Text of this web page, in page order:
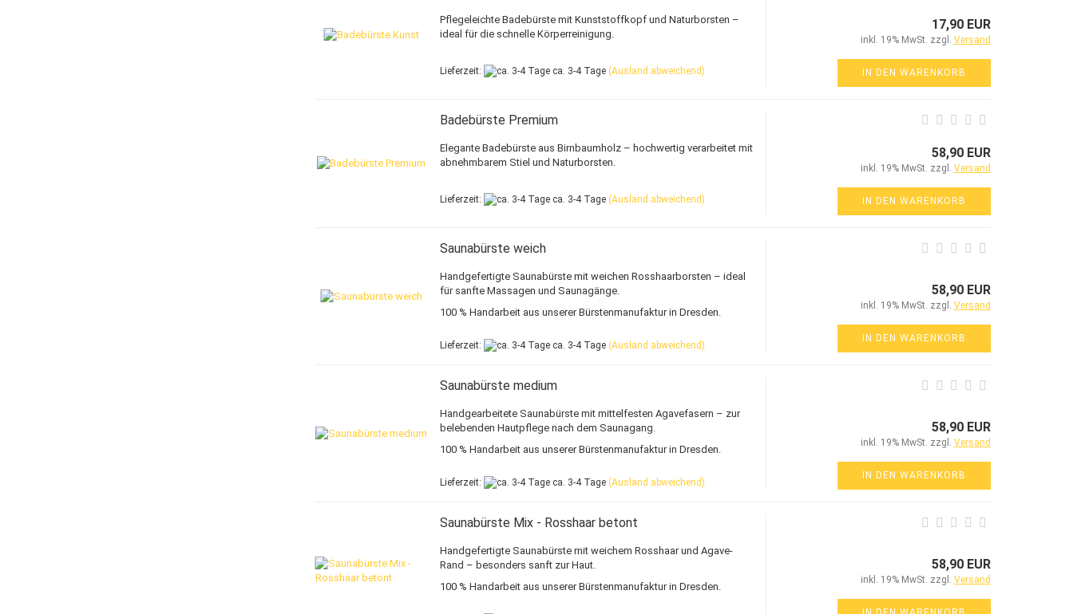
Pflegeleichte Badebürste mit Kunststoffkopf und Naturborsten –
ideal für die schnelle Körperreinigung.
Lieferzeit: ca. 3-4 Tage (Ausland abweichend)
17,90 EUR
inkl. 19% MwSt. zzgl. Versand
IN DEN WARENKORB
Badebürste Premium
Elegante Badebürste aus Birnbaumholz – hochwertig verarbeitet mit
abnehmbarem Stiel und Naturborsten.
Lieferzeit: ca. 3-4 Tage (Ausland abweichend)
58,90 EUR
inkl. 19% MwSt. zzgl. Versand
IN DEN WARENKORB
Saunabürste weich
Handgefertigte Saunabürste mit weichen Rosshaarborsten – ideal
für sanfte Massagen und Saunagänge.
100 % Handarbeit aus unserer Bürstenmanufaktur in Dresden.
Lieferzeit: ca. 3-4 Tage (Ausland abweichend)
58,90 EUR
inkl. 19% MwSt. zzgl. Versand
IN DEN WARENKORB
Saunabürste medium
Handgearbeitete Saunabürste mit mittelfesten Agavefasern – zur
belebenden Hautpflege nach dem Saunagang.
100 % Handarbeit aus unserer Bürstenmanufaktur in Dresden.
Lieferzeit: ca. 3-4 Tage (Ausland abweichend)
58,90 EUR
inkl. 19% MwSt. zzgl. Versand
IN DEN WARENKORB
Saunabürste Mix - Rosshaar betont
Handgefertigte Saunabürste mit weichem Rosshaar und Agave-
Rand – besonders sanft zur Haut.
100 % Handarbeit aus unserer Bürstenmanufaktur in Dresden.
58,90 EUR
inkl. 19% MwSt. zzgl. Versand